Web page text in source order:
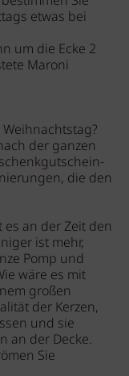
etwas bei
um die Ecke 2
Maroni
der ganzen
die den
es an der Zeit den
ist mehr,
Pomp und
wäre es mit
großen
der Kerzen,
und sie
an der Decke.
Sie